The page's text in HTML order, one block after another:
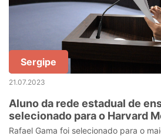
Sergipe
21.07.2023
Aluno da rede estadual de
selecionado para o Harvard
Nations
Rafael Gama foi selecionado para o